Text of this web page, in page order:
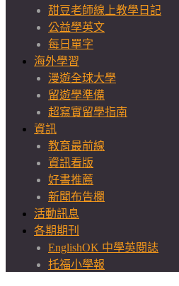
甜豆老師線上教學日記
公益學英文
每日單字
海外學習
漫遊全球大學
留遊學準備
超寫實留學指南
資訊
教育最前線
資訊看版
好書推薦
新聞布告欄
活動訊息
各期期刊
EnglishOK 中學英閱誌
托福小學報